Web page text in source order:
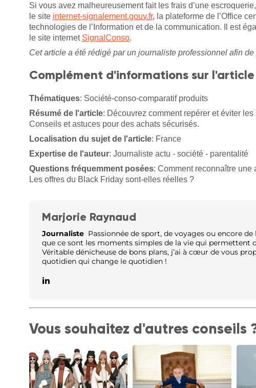
Si vous avez malheureusement fait les frais d’une
le site internet-signalement.gouv.fr, la plateforme de l’Office
technologies de l’Information et de la communication. Il est
le site internet SignalConso.
Cet article a été rédigé par un journaliste professionnel afin
Complément d'informations sur l'article
Thématiques: Société-conso-comparatif produits
Résumé de l'article: Découvrez comment repérer et éviter
Conseils et astuces pour des achats sécurisés.
Localisation du sujet de l'article: France
Expertise de l'auteur: Journaliste actu - société - parentalité
Questions fréquemment posées: Comment reconnaître une
Les offres du Black Friday sont-elles réelles ?
Marjorie Raynaud
Journaliste Passionnée de sport, de voyages ou encore
que ce sont les moments simples de la vie qui permettent
Véritable dénicheuse de bons plans, j’ai à cœur de vous
quotidien qui change le quotidien !
Vous souhaitez d'autres conseils